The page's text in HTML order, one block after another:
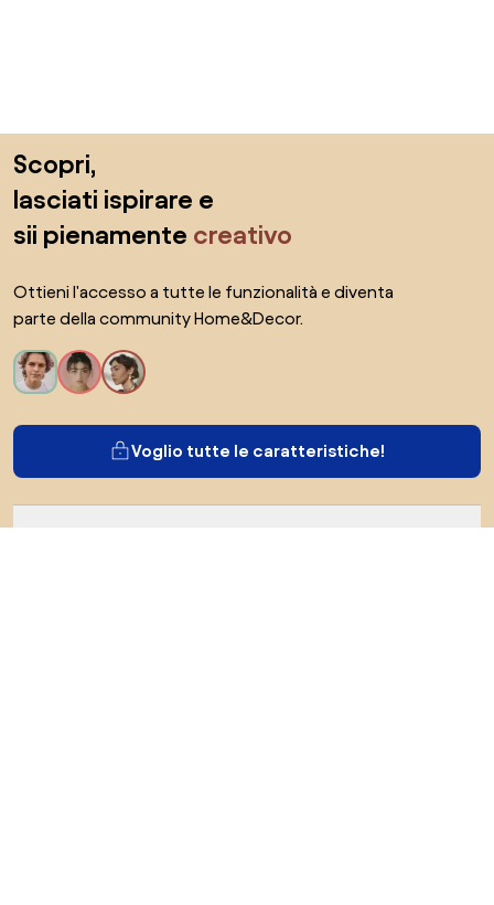
Scopri,
lasciati ispirare e
sii pienamente creativo
Ottieni l'accesso a tutte le funzionalità e diventa
parte della community Home&Decor.
Voglio tutte le caratteristiche!